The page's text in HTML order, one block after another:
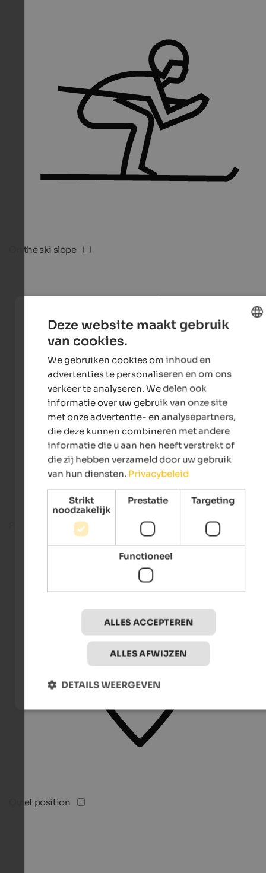
On the ski slope
Quiet position
Deze website maakt gebruik
van cookies.
We gebruiken cookies om inhoud en
advertenties te personaliseren en om ons
verkeer te analyseren. We delen ook
informatie over uw gebruik van onze site
met onze advertentie- en analysepartners,
die deze kunnen combineren met andere
informatie die u aan hen heeft verstrekt of
die zij hebben verzameld door uw gebruik
van hun diensten. Privacybeleid
Strikt
noodzakelijk
Prestatie Targeting
Functioneel
ALLES ACCEPTEREN
ALLES AFWIJZEN
DETAILS WEERGEVEN